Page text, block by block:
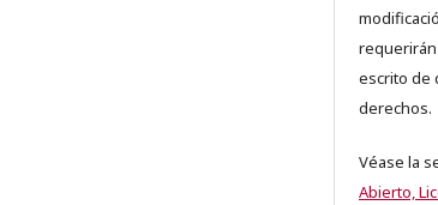
escrito de
derechos.
Véase la
Abierto,